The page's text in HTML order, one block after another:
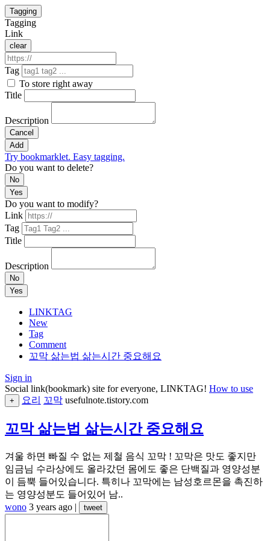
Tagging
Tagging
Link
clear
Tag
To store right away
Title
Description
Cancel
Add
Try bookmarklet. Easy tagging.
Do you want to delete?
No
Yes
Do you want to modify?
Link
Tag
Title
Description
No
Yes
LINKTAG
New
Tag
Comment
꼬막 삶는법 삶는시간 중요해요
Sign in
Social link(bookmark) site for everyone, LINKTAG! How to use
+ 요리 꼬막 usefulnote.tistory.com
꼬막 삶는법 삶는시간 중요해요
겨울 하면 빠질 수 없는 제철 음식 꼬막 ! 꼬막은 맛도 좋지만
임금님 수라상에도 올라갔던 몸에도 좋은 단백질과 영양성분
이 듬뿍 들어있습니다. 특히나 꼬막에는 남성호르몬을 촉진하
는 영양성분도 들어있어 남..
wono 3 years ago | tweet